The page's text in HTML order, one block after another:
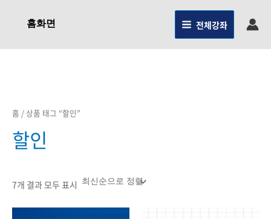
건너뛰기홈화면 전체강좌
홈 / 상품 태그 “할인”
할인
7개 결과 모두 표시